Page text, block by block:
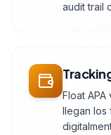
audit trail
Float
llegan los